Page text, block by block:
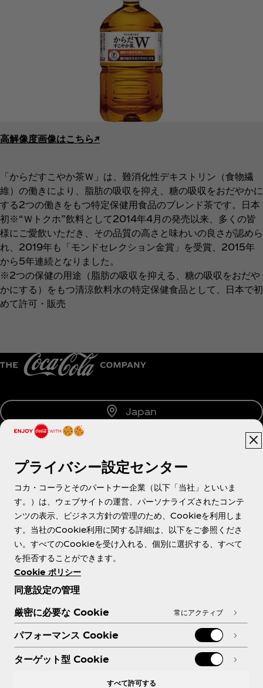
高解像度画像はこちら↗︎
「からだすこやか茶Ｗ」は、難消化性デキストリン（食物繊
維）の働きにより、脂肪の吸収を抑え、糖の吸収をおだやかに
する2つの働きをもつ特定保健用食品のブレンド茶です。日本
初※“Ｗトクホ”飲料として2014年4月の発売以来、多くの皆
様にご愛飲いただき、その品質の高さと味わいの良さが認めら
れ、2019年も「モンドセレクション金賞」を受賞、2015年
から5年連続となりました。
※2つの保健の用途（脂肪の吸収を抑える、糖の吸収をおだや
かにする）をもつ清涼飲料水の特定保健食品として、日本で初
めて許可・販売
Japan
About us
Need help?
各種ポリシー
プライバシー設定センター
コカ・コーラとそのパートナー企業（以下「当社」といいま
す。）は、ウェブサイトの運営、パーソナライズされたコンテ
ンツの表示、ビジネス方針の管理のため、Cookieを利用しま
す。当社のCookie利用に関する詳細は、以下をご参照くださ
い。すべてのCookieを受け入れる、個別に選択する、すべて
を拒否することができます。
Cookie ポリシー
同意設定の管理
厳密に必要な Cookie
常にアクティブ
パフォーマンス Cookie
ターゲット型 Cookie
すべて許可する